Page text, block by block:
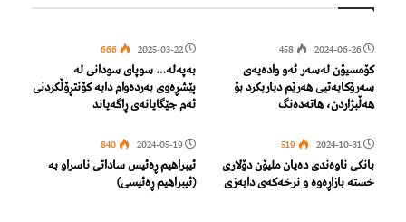
2024-06-26
458
کۆمسیۆن لەسەر ئەو وادەیەی
سەرۆکایەتیی هەرێم دیاریکرد بۆ
هەڵبژاردن، هاتەدەنگ
2025-03-22
666
بەپەلە… سوپای سودانی لە
پێشڕەوی بەردەوام دایە کۆنتڕۆڵکردنی
ئەم جێگایانەی ڕاگەیاند
2024-10-31
519
بانکی ناوەندی دەیان ملیۆن دۆلاری
خستە بازاڕەوە و نرخەکەی دابەزی
2024-05-19
840
ئیبراهیم ڕەئیس ساداتی ناسراو بە
(ئیبراهیم ڕەئیسی)